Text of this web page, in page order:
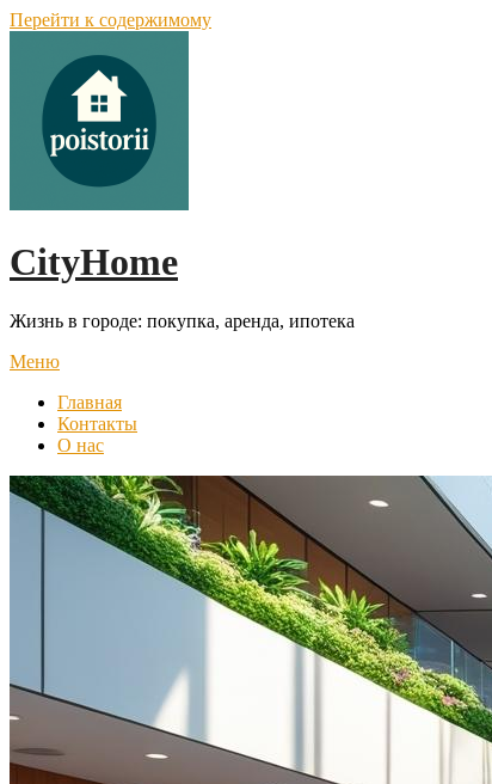
Перейти к содержимому
CityHome
Жизнь в городе: покупка, аренда, ипотека
Меню
Главная
Контакты
О нас